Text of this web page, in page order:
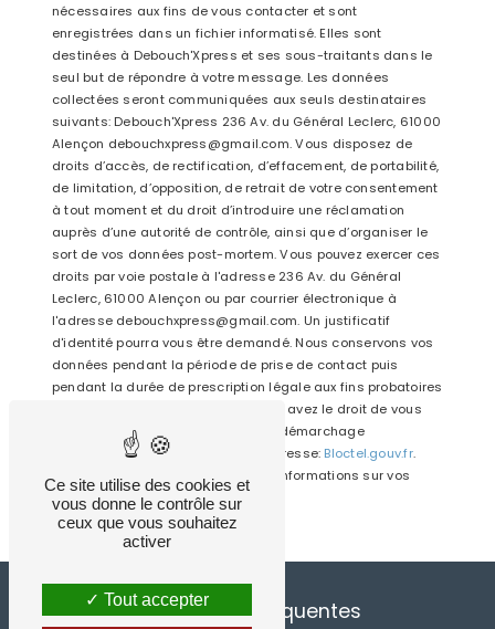
nécessaires aux fins de vous contacter et sont
enregistrées dans un fichier informatisé. Elles sont
destinées à Debouch'Xpress et ses sous-traitants dans le
seul but de répondre à votre message. Les données
collectées seront communiquées aux seuls destinataires
suivants: Debouch'Xpress 236 Av. du Général Leclerc, 61000
Alençon debouchxpress@gmail.com. Vous disposez de
droits d’accès, de rectification, d’effacement, de portabilité,
de limitation, d’opposition, de retrait de votre consentement
à tout moment et du droit d’introduire une réclamation
auprès d’une autorité de contrôle, ainsi que d’organiser le
sort de vos données post-mortem. Vous pouvez exercer ces
droits par voie postale à l'adresse 236 Av. du Général
Leclerc, 61000 Alençon ou par courrier électronique à
l'adresse debouchxpress@gmail.com. Un justificatif
d'identité pourra vous être demandé. Nous conservons vos
données pendant la période de prise de contact puis
pendant la durée de prescription légale aux fins probatoires
et de gestion des contentieux. Vous avez le droit de vous
inscrire sur la liste d'opposition au démarchage
téléphonique, disponible à cette adresse:
Bloctel.gouv.fr.
Consultez le site cnil.fr pour plus d’informations sur vos
droits.
Recherches fréquentes
Ce site utilise des cookies et
vous donne le contrôle sur
ceux que vous souhaitez
activer
Tout accepter